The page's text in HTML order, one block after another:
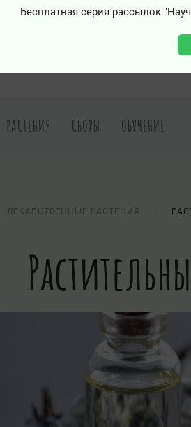
Бесплатная серия рассылок
РАСТЕНИЯ СБОРЫ ОБУЧЕНИЕ
ЛЕКАРСТВЕННЫЕ РАСТЕНИЯ